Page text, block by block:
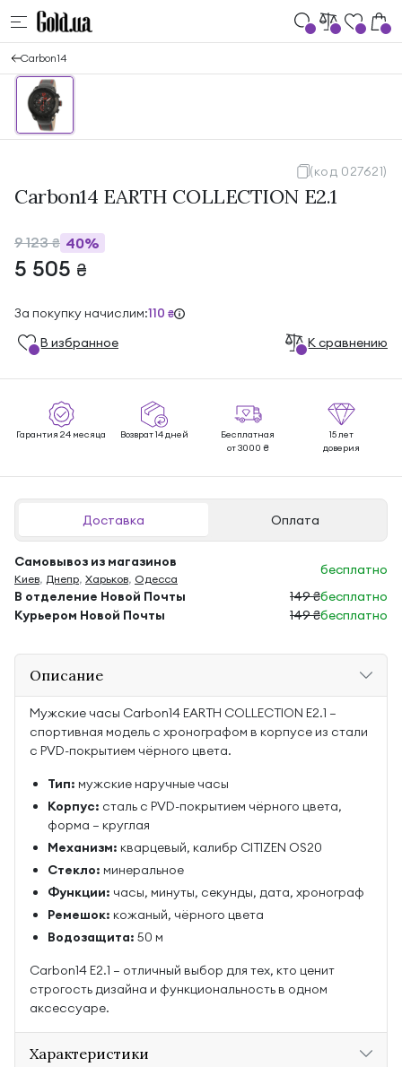
Carbon14
(код 027621)
Carbon14 EARTH COLLECTION E2.1
9 123₴ 40%
5 505 ₴
За покупку начислим:110 ₴
В избранноe К сравнению
Гарантия 24 месяца Возврат 14 дней
Бесплатная
от 3000 ₴
15 лет
доверия
Доставка Оплата
Самовывоз из магазинов
Киев, Днепр, Харьков, Одесса
бесплатно
В отделение Новой Почты
149 ₴бесплатно
Курьером Новой Почты
149 ₴бесплатно
Описание
Мужские часы Carbon14 EARTH COLLECTION E2.1 —
спортивная модель с хронографом в корпусе из стали
с PVD-покрытием чёрного цвета.
Тип: мужские наручные часы
Корпус: сталь с PVD-покрытием чёрного цвета,
форма — круглая
Механизм: кварцевый, калибр CITIZEN OS20
Стекло: минеральное
Функции: часы, минуты, секунды, дата, хронограф
Ремешок: кожаный, чёрного цвета
Водозащита: 50 м
Carbon14 E2.1 — отличный выбор для тех, кто ценит
строгость дизайна и функциональность в одном
аксессуаре.
Характеристики